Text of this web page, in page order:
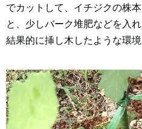
でカットして、イチジクの株
と、少しバーク堆肥などを入
結果的に挿し木したような環